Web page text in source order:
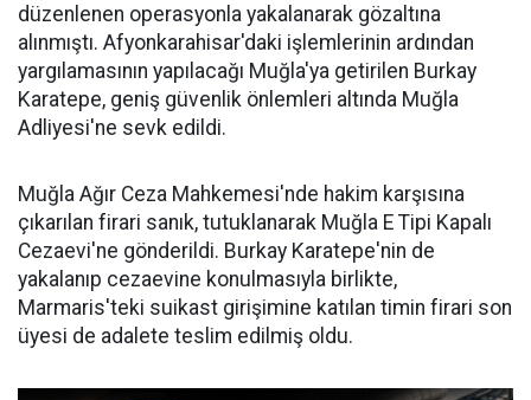
düzenlenen operasyonla yakalanarak gözaltına
alınmıştı. Afyonkarahisar'daki işlemlerinin ardından
yargılamasının yapılacağı Muğla'ya getirilen Burkay
Karatepe, geniş güvenlik önlemleri altında Muğla
Adliyesi'ne sevk edildi.
Muğla Ağır Ceza Mahkemesi'nde hakim karşısına
çıkarılan firari sanık, tutuklanarak Muğla E Tipi Kapalı
Cezaevi'ne gönderildi. Burkay Karatepe'nin de
yakalanıp cezaevine konulmasıyla birlikte,
Marmaris'teki suikast girişimine katılan timin firari son
üyesi de adalete teslim edilmiş oldu.